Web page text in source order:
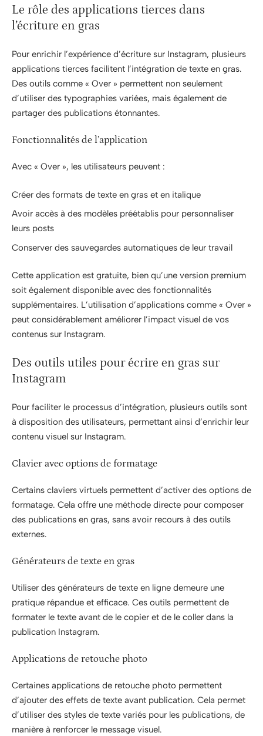
Le rôle des applications tierces dans
l’écriture en gras
Pour enrichir l’expérience d’écriture sur Instagram, plusieurs
applications tierces facilitent l’intégration de texte en gras.
Des outils comme « Over » permettent non seulement
d’utiliser des typographies variées, mais également de
partager des publications étonnantes.
Fonctionnalités de l’application
Avec « Over », les utilisateurs peuvent :
Créer des formats de texte en gras et en italique
Avoir accès à des modèles préétablis pour personnaliser
leurs posts
Conserver des sauvegardes automatiques de leur travail
Cette application est gratuite, bien qu’une version premium
soit également disponible avec des fonctionnalités
supplémentaires. L’utilisation d’applications comme « Over »
peut considérablement améliorer l’impact visuel de vos
contenus sur Instagram.
Des outils utiles pour écrire en gras sur
Instagram
Pour faciliter le processus d’intégration, plusieurs outils sont
à disposition des utilisateurs, permettant ainsi d’enrichir leur
contenu visuel sur Instagram.
Clavier avec options de formatage
Certains claviers virtuels permettent d’activer des options de
formatage. Cela offre une méthode directe pour composer
des publications en gras, sans avoir recours à des outils
externes.
Générateurs de texte en gras
Utiliser des générateurs de texte en ligne demeure une
pratique répandue et efficace. Ces outils permettent de
formater le texte avant de le copier et de le coller dans la
publication Instagram.
Applications de retouche photo
Certaines applications de retouche photo permettent
d’ajouter des effets de texte avant publication. Cela permet
d’utiliser des styles de texte variés pour les publications, de
manière à renforcer le message visuel.